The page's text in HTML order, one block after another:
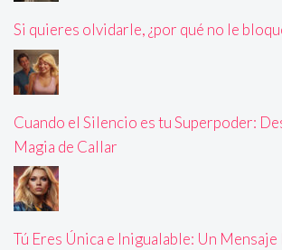
Si quieres olvidarle, ¿por qué no le
Cuando el Silencio es tu Superpoder:
Magia de Callar
Tú Eres Única e Inigualable: Un